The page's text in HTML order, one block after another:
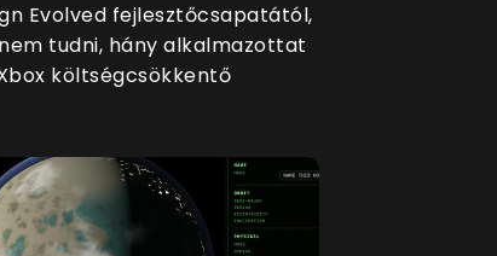
Evolved fejlesztőcsapatától,
tudni, hány alkalmazottat
költségcsökkentő